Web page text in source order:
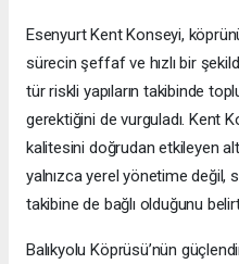
Esenyurt Kent Konseyi,
sürecin şeffaf ve hızlı bir
tür riskli yapıların takibinde
gerektiğini de vurguladı. Kent
kalitesini doğrudan etkileyen
yalnızca yerel yönetime değil,
takibine de bağlı olduğunu
Balıkyolu Köprüsü’nün